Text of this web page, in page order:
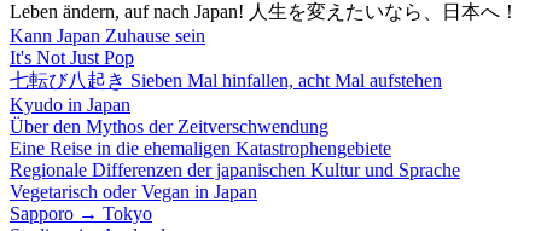
Leben ändern, auf nach Japan! 人生を変えたいなら、日本へ！
Kann Japan Zuhause sein
It's Not Just Pop
七転び八起き Sieben Mal hinfallen, acht Mal aufstehen
Kyudo in Japan
Über den Mythos der Zeitverschwendung
Eine Reise in die ehemaligen Katastrophengebiete
Regionale Differenzen der japanischen Kultur und Sprache
Vegetarisch oder Vegan in Japan
Sapporo → Tokyo